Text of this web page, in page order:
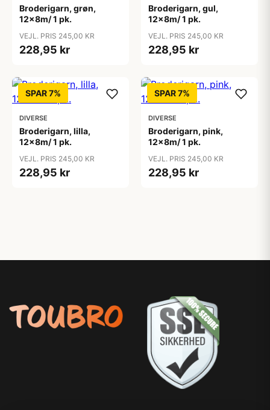
Broderigarn, grøn,
12x8m/ 1 pk.
VEJL. PRIS 245,00 KR
228,95 kr
Broderigarn, gul,
12x8m/ 1 pk.
VEJL. PRIS 245,00 KR
228,95 kr
SPAR 7%
DIVERSE
Broderigarn, lilla,
12x8m/ 1 pk.
VEJL. PRIS 245,00 KR
228,95 kr
SPAR 7%
DIVERSE
Broderigarn, pink,
12x8m/ 1 pk.
VEJL. PRIS 245,00 KR
228,95 kr